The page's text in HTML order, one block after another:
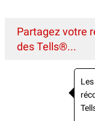
Partagez votre
des Tells®...